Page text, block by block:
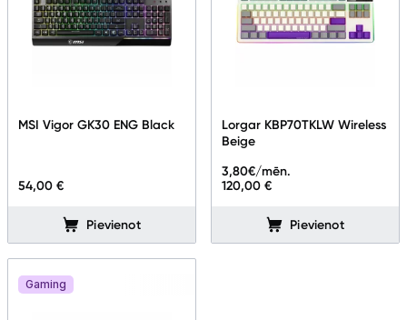
MSI Vigor GK30 ENG Black
54,00 €
Pievienot
Lorgar KBP70TKLW Wireless
Beige
120,00 €
3,80€/mēn.
Pievienot
Gaming